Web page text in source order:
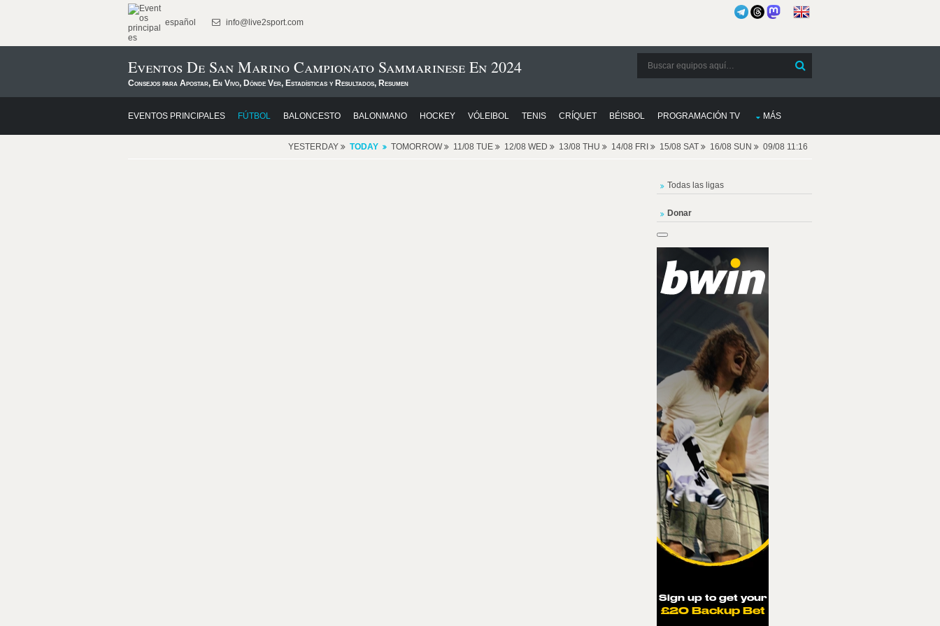
español info@live2sport.com
Eventos De San Marino Campionato Sammarinese En 2024
Consejos para Apostar, En Vivo, Dónde Ver, Estadísticas y Resultados, Resumen
EVENTOS PRINCIPALES FÚTBOL BALONCESTO BALONMANO HOCKEY VÓLEIBOL TENIS CRÍQUET BÉISBOL PROGRAMACIÓN TV MÁS
YESTERDAY TODAY TOMORROW 11/08 TUE 12/08 WED 13/08 THU 14/08 FRI 15/08 SAT 16/08 SUN 09/08 11:16
Todas las ligas
Donar